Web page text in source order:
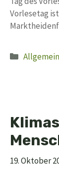
Vorlesetag
19. Oktober